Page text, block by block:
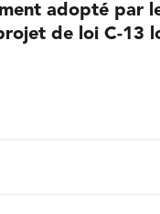
adopté par
de loi C-13